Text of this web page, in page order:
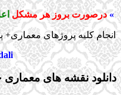
»درصورت بروز هر مشکل
انجام کلیه پروژهای معماری+
دانلود نقشه های معماری